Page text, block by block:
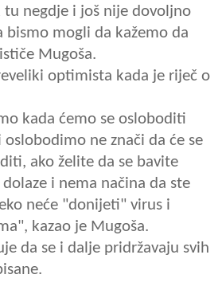
tu negdje i još nije dovoljno
bismo mogli da kažemo da
Mugoša.
optimista kada je riječ o
kada ćemo se osloboditi
ne znači da će se
ako želite da se bavite
i nema načina da ste
neće "donijeti" virus i
kazao je Mugoša.
da se i dalje pridržavaju svih